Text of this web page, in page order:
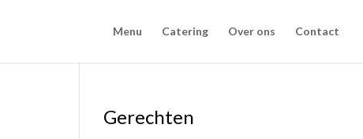
Menu Catering Over ons Contact
Gerechten